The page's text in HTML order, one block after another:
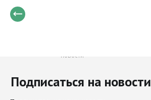
Подписаться на новости
новости